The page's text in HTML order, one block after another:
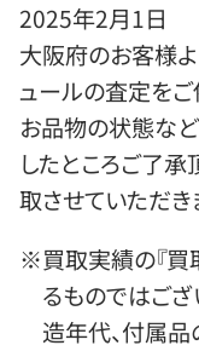
2025年2月1日
大阪府のお客様
ュールの査定をご
お品物の状態など
したところご了
取させていただき
※買取実績の『買
るものではござ
造年代、付属品